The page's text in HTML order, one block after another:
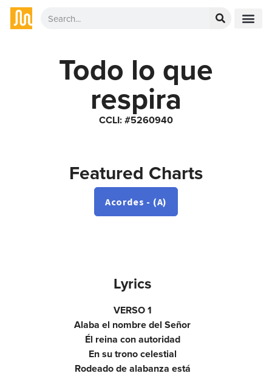
Todo lo que
respira
CCLI: #5260940
Featured Charts
Acordes - (A)
Lyrics
VERSO 1
Alaba el nombre del Señor
Él reina con autoridad
En su trono celestial
Rodeado de alabanza está